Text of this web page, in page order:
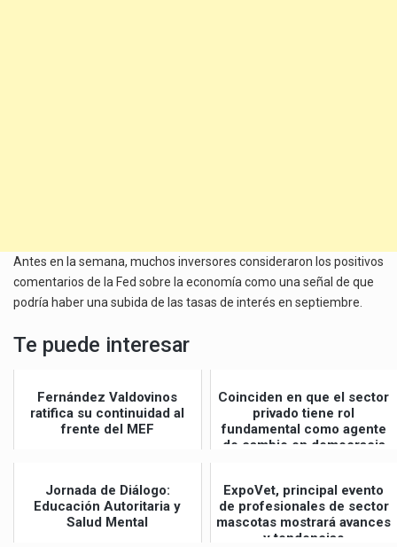
Antes en la semana, muchos inversores consideraron los positivos
comentarios de la Fed sobre la economía como una señal de que
podría haber una subida de las tasas de interés en septiembre.
Te puede interesar
Fernández Valdovinos
ratifica su continuidad al
frente del MEF
Coinciden en que el sector
privado tiene rol
fundamental como agente
de cambio en democracia
Jornada de Diálogo:
Educación Autoritaria y
Salud Mental
ExpoVet, principal evento
de profesionales de sector
mascotas mostrará avances
y tendencias